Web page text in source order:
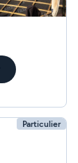
Particulier